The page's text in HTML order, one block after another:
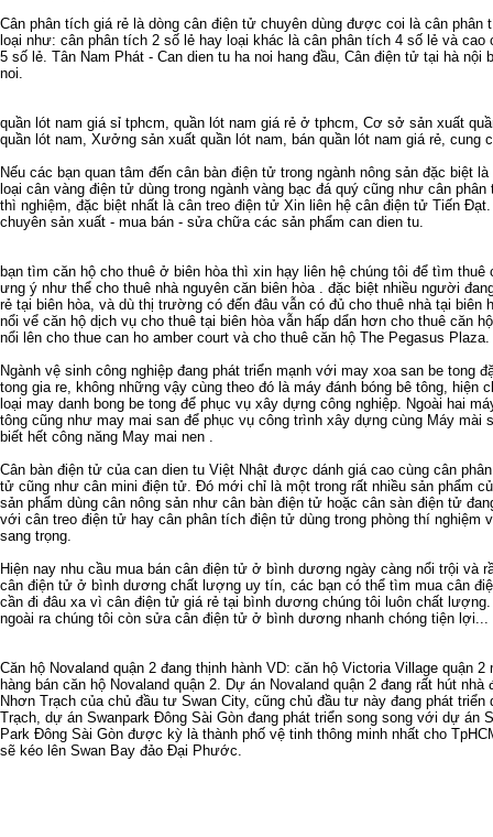
Cân phân tích giá rẻ là dòng cân điện tử chuyên dùng được coi là cân phân
loại như: cân phân tích 2 số lẻ hay loại khác là cân phân tích 4 số lẻ và cao
5 số lẻ . Tân Nam Phát - Can dien tu ha noi hang đầu, Cân điện tử tại hà nội
noi
quần lót nam giá sỉ tphcm quần lót nam giá rẻ ở tphcm Cơ sở sản xuất
quần lót nam Xưởng sản xuất quần lót nam bán quần lót nam giá rẻ cung
Nếu các bạn quan tâm đến cân bàn điện tử trong ngành nông sản đặc biệt là
loại cân vàng điện tử dùng trong ngành vàng bạc đá quý cũng như cân phân
thì nghiệm, đặc biệt nhất là cân treo điện tử Xin liên hệ cân điện tử Tiến
chuyên sản xuất - mua bán - sửa chữa các sản phẩm can dien tu
bạn tìm căn hộ cho thuê ở biên hòa thì xin hạy liên hệ chúng tôi để tìm thuê
ưng ý như thể cho thuê nhà nguyên căn biên hòa . đặc biệt nhiều người
rẻ tại biên hòa , và dù thị trường có đến đâu vẫn có đủ cho thuê nhà tại biên
nổi vể căn hộ dịch vụ cho thuê tại biên hòa vẫn hấp dẩn hơn cho thuê căn
nổi lên cho thue can ho amber court và cho thuê căn hộ The Pegasus Plaza
Ngành vệ sinh công nghiệp đang phát triển mạnh với may xoa san be tong
tong gia re , không những vậy cùng theo đó là máy đánh bóng bê tông , hiện
loại may danh bong be tong để phục vụ xây dựng công nghiệp. Ngoài hai
tông cũng như may mai san để phục vụ công trình xây dựng cùng Máy mài
biết hết công năng May mai nen
Cân bàn điện tử của can dien tu Việt Nhật được dánh giá cao cùng cân
tử cũng như cân mini điện tử . Đó mới chỉ là một trong rất nhiều sản phẩm
sản phẩm dùng cân nông sản như cân bàn điện tử hoặc cân sàn điện tử
với cân treo điện tử hay cân phân tích điện tử dùng trong phòng thí nghiệm
sang trọng.
Hiện nay nhu cầu mua bán cân điện tử ở bình dương ngày càng nổi trội và
cân điện tử ở bình dương chất lượng uy tín, các bạn có thể tìm mua cân
cần đi đâu xa vì cân điện tử giá rẻ tại bình dương chúng tôi luôn chất
ngoài ra chúng tôi còn sửa cân điện tử ở bình dương nhanh chóng tiện lợi...
Căn hộ Novaland quận 2 đang thịnh hành VD: căn hộ Victoria Village quận 2
hàng bán căn hộ Novaland quận 2 Dự án Novaland quận 2 đang rất hút
Nhơn Trạch của chủ đầu tư Swan City, cũng chủ đầu tư này đang phát triển
Trạch dự án Swanpark Đông Sài Gòn đang phát triển song song với dự án
Park Đông Sài Gòn được kỳ là thành phố vệ tinh thông minh nhất cho
sẽ kéo lên Swan Bay đảo Đại Phước